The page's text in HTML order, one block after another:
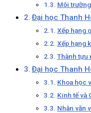
Môi
Đại học Thanh
Xếp hạng
Xếp hạng
Thành tựu
Đại học Thanh
Khoa học
Kinh tế và
Nhân văn